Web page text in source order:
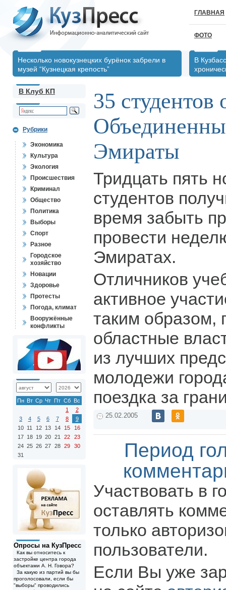
ГЛАВНАЯ
ФОТО
Несколько новокузнецких бурёнок забрели в
музей “Кузнецкая крепость”
В
В Клуб КП
Рубрики
Экономика
Культура
Экология
Происшествия
Криминал
Общество
Политика
Выборы
Спорт
Разное
Городское
хозяйство
Новации
Здоровье
Протесты
Погода, климат
Вооружённые
конфликты
Пн Вт Ср Чт Пт Сб Вс
1
2
3
4 5 6 7 8
9
10 11 12 13 14 15
16
17 18 19 20 21 22
23
24 25 26 27 28 29
30
31
Опросы на КузПресс
Как вы относитесь к
застройке центра города
объектами А. Н. Говора?
За какую из партий вы бы
проголосовали, если бы
"выборы" проводились
35 студентов
Эмираты
Тридцать пять
студентов
время забыть
провести
Эмиратах.
Отличников
активное
таким образом,
областные
из лучших
молодежи
поездка за
25.02.2005
Период
Участвовать в
оставлять
только
пользователи.
Если Вы уже